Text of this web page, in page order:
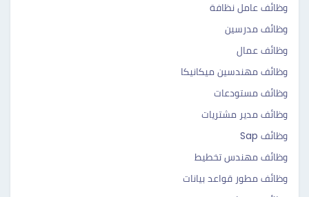
وظائف عامل نظافة
وظائف مدرسين
وظائف عمال
وظائف مهندسين ميكانيكا
وظائف مستودعات
وظائف مدير مشتريات
وظائف Sap
وظائف مهندس تخطيط
وظائف مطور قواعد بيانات